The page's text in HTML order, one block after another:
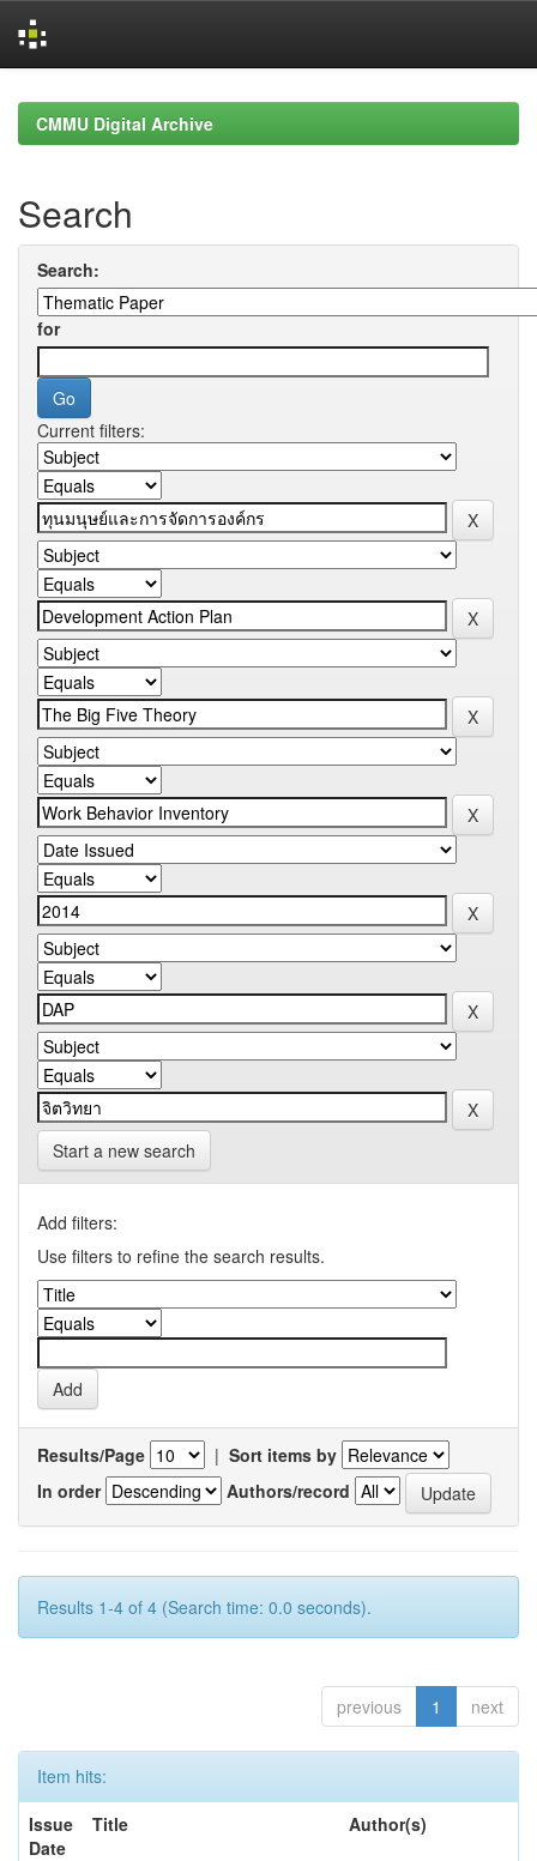
navigationCMMU Digital Archive
Search
Search:
for
Current filters:
Start a new search
Add filters:
Use filters to refine the search results.
Results/Page | Sort items by
In order
Authors/record
Results 1-4 of 4 (Search time: 0.0 seconds).
previous 1 next
Item hits:
Issue
Date
Title Author(s)